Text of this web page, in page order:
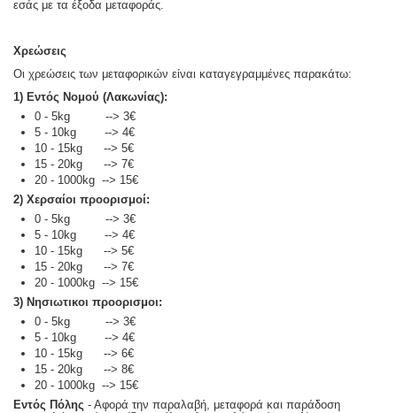
εσάς με τα έξοδα μεταφοράς.
Χρεώσεις
Οι χρεώσεις των μεταφορικών είναι καταγεγραμμένες παρακάτω:
1) Εντός Νομού (Λακωνίας):
0 - 5kg --> 3€
5 - 10kg --> 4€
10 - 15kg --> 5€
15 - 20kg --> 7€
20 - 1000kg --> 15€
2) Χερσαίοι προορισμοί:
0 - 5kg --> 3€
5 - 10kg --> 4€
10 - 15kg --> 5€
15 - 20kg --> 7€
20 - 1000kg --> 15€
3) Νησιωτικοι προορισμοι:
0 - 5kg --> 3€
5 - 10kg --> 4€
10 - 15kg --> 6€
15 - 20kg --> 8€
20 - 1000kg --> 15€
Εντός Πόλης - Αφορά την παραλαβή, μεταφορά και παράδοση